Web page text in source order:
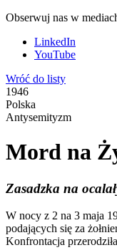
Obserwuj nas w
LinkedIn
YouTube
Wróć do listy
1946
Polska
Antysemityzm
Mord na
Zasadzka na
W nocy z 2 na 3 maja
podających się za
Konfrontacja